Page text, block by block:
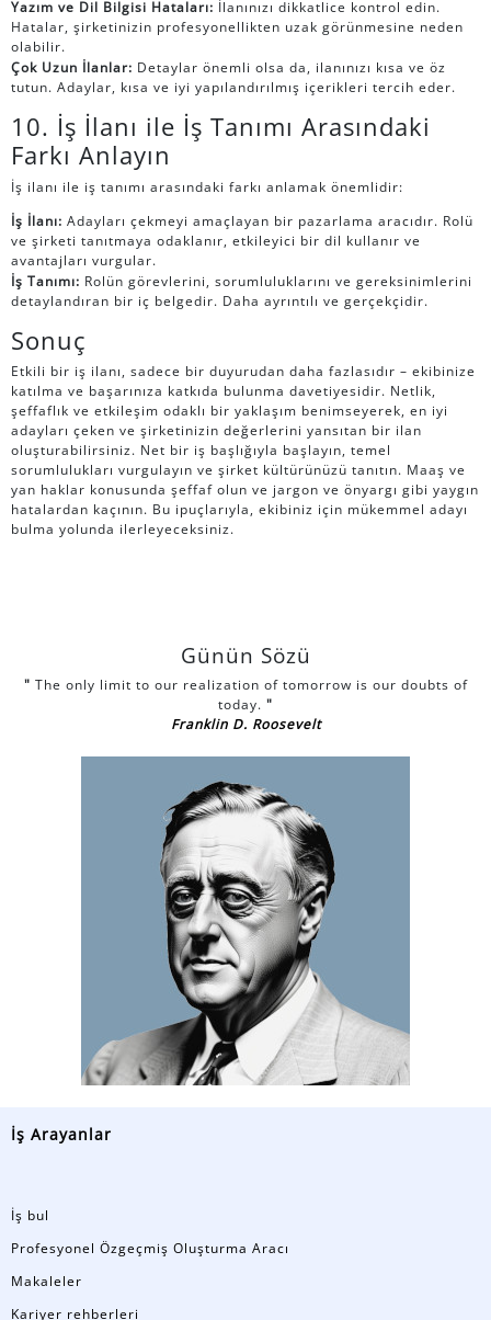
Yazım ve Dil Bilgisi Hataları: İlanınızı dikkatlice kontrol edin.
Hatalar, şirketinizin profesyonellikten uzak görünmesine neden
olabilir.
Çok Uzun İlanlar: Detaylar önemli olsa da, ilanınızı kısa ve öz
tutun. Adaylar, kısa ve iyi yapılandırılmış içerikleri tercih eder.
10. İş İlanı ile İş Tanımı Arasındaki
Farkı Anlayın
İş ilanı ile iş tanımı arasındaki farkı anlamak önemlidir:
İş İlanı: Adayları çekmeyi amaçlayan bir pazarlama aracıdır. Rolü
ve şirketi tanıtmaya odaklanır, etkileyici bir dil kullanır ve
avantajları vurgular.
İş Tanımı: Rolün görevlerini, sorumluluklarını ve gereksinimlerini
detaylandıran bir iç belgedir. Daha ayrıntılı ve gerçekçidir.
Sonuç
Etkili bir iş ilanı, sadece bir duyurudan daha fazlasıdır – ekibinize
katılma ve başarınıza katkıda bulunma davetiyesidir. Netlik,
şeffaflık ve etkileşim odaklı bir yaklaşım benimseyerek, en iyi
adayları çeken ve şirketinizin değerlerini yansıtan bir ilan
oluşturabilirsiniz. Net bir iş başlığıyla başlayın, temel
sorumlulukları vurgulayın ve şirket kültürünüzü tanıtın. Maaş ve
yan haklar konusunda şeffaf olun ve jargon ve önyargı gibi yaygın
hatalardan kaçının. Bu ipuçlarıyla, ekibiniz için mükemmel adayı
bulma yolunda ilerleyeceksiniz.
Günün Sözü
" The only limit to our realization of tomorrow is our doubts of
today. "
Franklin D. Roosevelt
İş Arayanlar
İş bul
Profesyonel Özgeçmiş Oluşturma Aracı
Makaleler
Kariyer rehberleri